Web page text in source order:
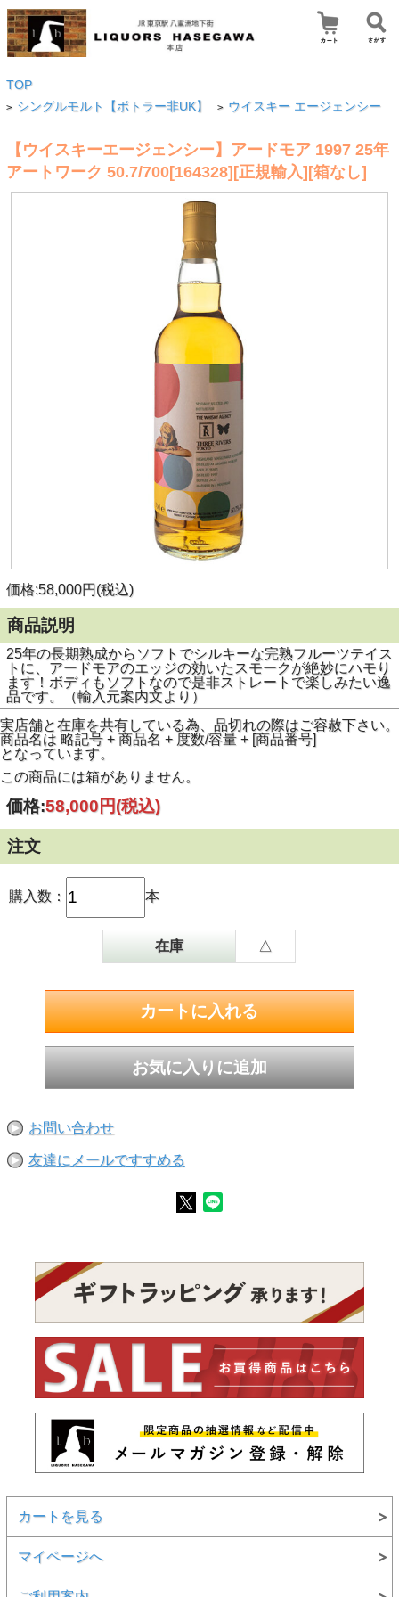
TOP
> シングルモルト【ボトラー非UK】 > ウイスキー エージェンシー
【ウイスキーエージェンシー】アードモア 1997 25年
アートワーク 50.7/700[164328][正規輸入][箱なし]
価格:58,000円(税込)
商品説明
25年の長期熟成からソフトでシルキーな完熟フルーツテイス
トに、アードモアのエッジの効いたスモークが絶妙にハモり
ます！ボディもソフトなので是非ストレートで楽しみたい逸
品です。（輸入元案内文より）
実店舗と在庫を共有している為、品切れの際はご容赦下さい。
商品名は 略記号 + 商品名 + 度数/容量 + [商品番号]
となっています。
この商品には箱がありません。
価格:58,000円(税込)
注文
購入数： 本
在庫 △
お問い合わせ
友達にメールですすめる
カートを見る
マイページへ